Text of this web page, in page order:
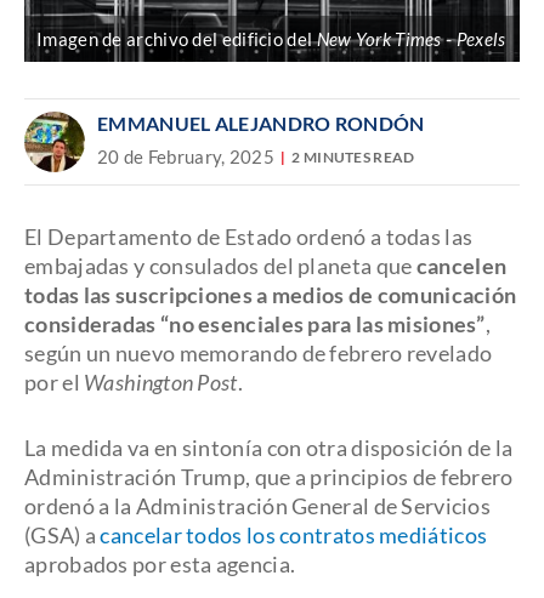
Imagen de archivo del edificio delNew York Times Pexels
EMMANUEL ALEJANDRO RONDÓN
20 de February, 2025 2 MINUTES READ
El Departamento de Estado ordenó a todas las
embajadas y consulados del planeta quecancelen
todas las suscripciones a medios de comunicación
consideradas “no esenciales para las misiones”,
según un nuevo memorando de febrero revelado
por el Washington Post.
La medida va en sintonía con otra disposición de la
Administración Trump, que a principios de febrero
ordenó a la Administración General de Servicios
(GSA) acancelar todos los contratos mediáticos
aprobados por esta agencia.